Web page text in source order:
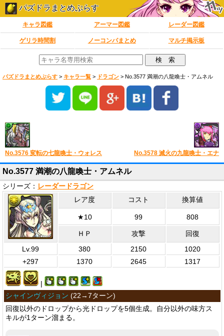
パズドラまとめぷらす
キャラ図鑑 アーマー図鑑 レーダー図鑑
ゲリラ時間割 ノーコンパまとめ マルチ掲示板
パズドラまとめぷらす > キャラ一覧 > ドラゴン > No.3577 満潮の八龍喚士・アムネル
No.3576 変転の七龍喚士・ウォレス No.3578 滅火の九龍喚士・エナ
No.3577 満潮の八龍喚士・アムネル
シリーズ： レーダードラゴン
レア度 コスト 換算値
★10 99 808
ＨＰ 攻撃
回復
Lv.99
380 2150
1020
+297
1370 2645 1317
|
シャインヴィジョン (22→7ターン)
回復以外のドロップから光ドロップを5個生成。自分以外の味方ス
キルが1ターン溜まる。